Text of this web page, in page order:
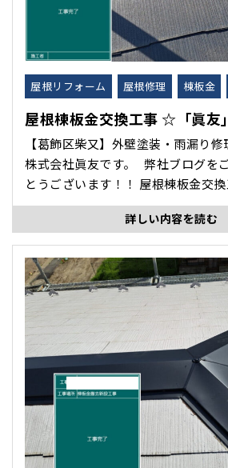
屋根リフォーム 屋根修理 棟板金
屋根棟板金交換工事 ☆「眞
【葛飾区柴又】外壁塗装・雨漏り
株式会社眞友です。 弊社ブログをご覧いただきありが
とうございます！！ 屋根棟板金交換工事をさせていた
だきましたので、本日はその様子を紹
しい貫板を取り付けま･･･
詳しい内容を読む